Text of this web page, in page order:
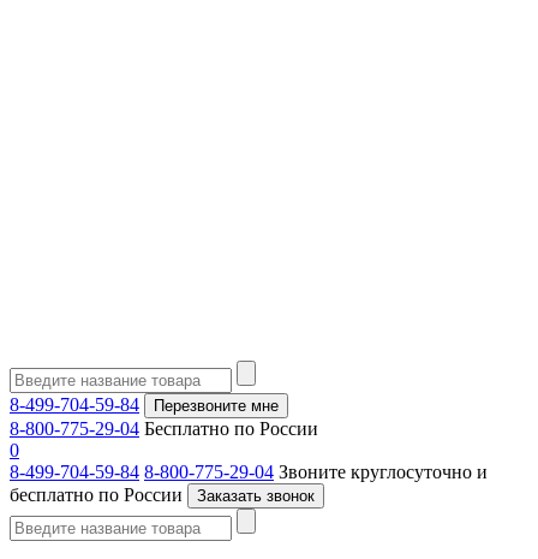
8-499-704-59-84 Перезвоните мне
8-800-775-29-04 Бесплатно по России
0
8-499-704-59-84 8-800-775-29-04 Звоните круглосуточно и
бесплатно по России
Заказать звонок